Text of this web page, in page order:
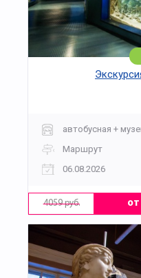
автобусная +
Маршрут
06.08.2026
4059 руб. от